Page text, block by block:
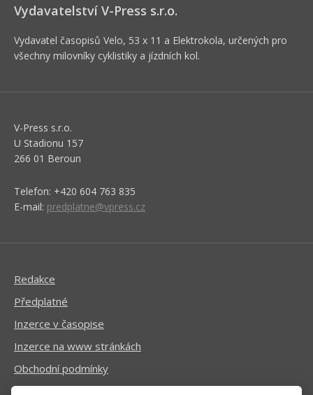
Vydavatelství V-Press s.r.o.
Vydavatel časopisů Velo, 53 x 11 a Elektrokola, určených pro
všechny milovníky cyklistiky a jízdních kol.
V-Press s.r.o.
U Stadionu 157
266 01 Beroun
Telefon: +420 604 763 835
E-mail: predplatne@vpress.cz
Redakce
Předplatné
Inzerce v časopise
Inzerce na www stránkách
Obchodní podmínky
Ochrana osobních údajů